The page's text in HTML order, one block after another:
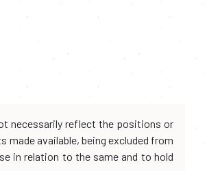
necessarily reflect the positions or
available, being excluded from
in relation to the same and to hold